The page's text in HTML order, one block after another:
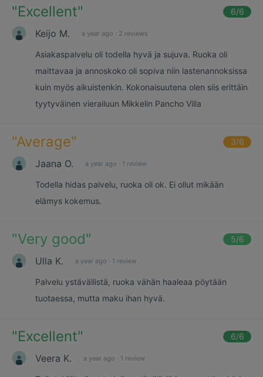
"Excellent" 6/6
Keijo M. a year ago · 2 reviews
Asiakaspalvelu oli todella hyvä ja sujuva. Ruoka oli
maittavaa ja annoskoko oli sopiva niin lastenannoksissa
kuin myös aikuistenkin. Kokonaisuutena olen siis erittäin
tyytyväinen vierailuun Mikkelin Pancho Villa
"Average" 3/6
Jaana O. a year ago · 1 review
Todella hidas palvelu, ruoka oli ok. Ei ollut mikään
elämys kokemus.
"Very good" 5/6
Ulla K. a year ago · 1 review
Palvelu ystävällistä, ruoka vähän haaleaa pöytään
tuotaessa, mutta maku ihan hyvä.
"Excellent" 6/6
Veera K. a year ago · 1 review